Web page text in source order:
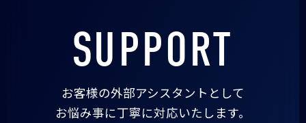
SUPPORT
お客様の外部アシスタントとして
お悩み事に丁寧に対応いたします。